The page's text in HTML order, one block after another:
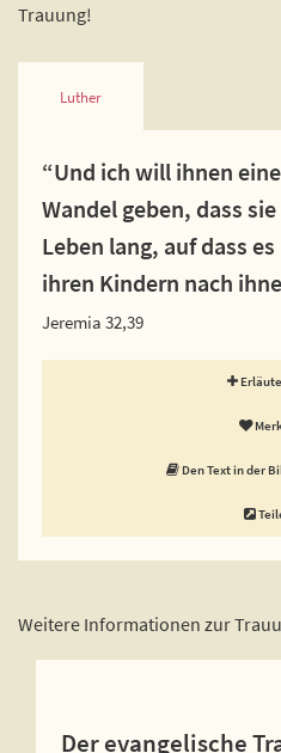
Trauung!
Luther
“Und ich will ihnen
Wandel geben, dass
Leben lang, auf dass
ihren Kindern nach
Jeremia 32,39
Den Text in der
Weitere Informationen zur
Der evangelische